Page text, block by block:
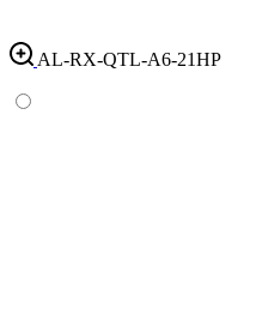
AL-RX-QTL-A6-21HP